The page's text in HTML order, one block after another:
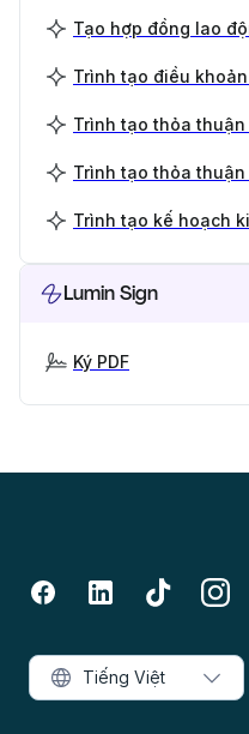
Tạo hợp đồng lao
Trình tạo điều
Trình tạo thỏa
Trình tạo thỏa
Trình tạo kế hoạch
Lumin Sign
Ký PDF
Tiếng Việt